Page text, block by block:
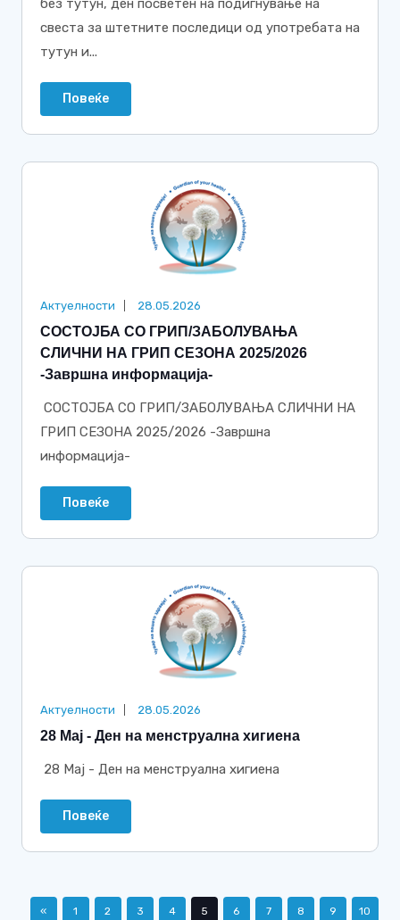
без тутун, ден посветен на подигнување на
свеста за штетните последици од употребата на
тутун и...
Повеќе
Актуелности 28.05.2026
СОСТОЈБА СО ГРИП/ЗАБОЛУВАЊА
СЛИЧНИ НА ГРИП СЕЗОНА 2025/2026
-Завршна информација-
СОСТОЈБА СО ГРИП/ЗАБОЛУВАЊА СЛИЧНИ НА
ГРИП СЕЗОНА 2025/2026 -Завршна
информација-
Повеќе
Актуелности 28.05.2026
28 Мај - Ден на менструална хигиена
28 Мај - Ден на менструална хигиена
Повеќе
« 1 2 3 4 5 6 7 8 9 10